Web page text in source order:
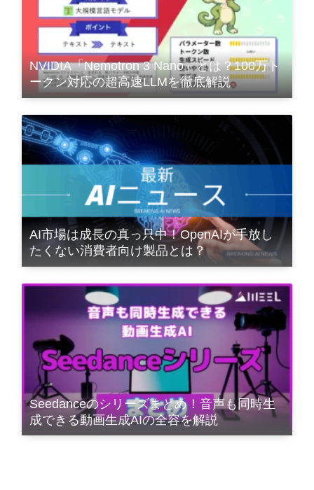
NVIDIA「Nemotron 3 Nano」とは？100万ト
ークン対応の超高速LLMを徹底解説
AI市場は成長の真っ只中！OpenAIが手放し
たくない消費者向け製品とは？
Seedanceのシリーズまとめ！音声も同時生
成できる動画生成AIの全容を解説